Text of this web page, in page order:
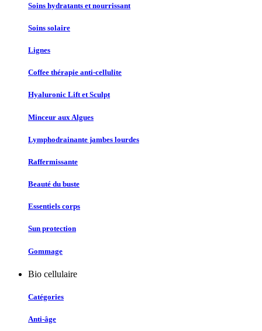
Soins hydratants et nourrissant
Soins solaire
Lignes
Coffee thérapie anti-cellulite
Hyaluronic Lift et Sculpt
Minceur aux Algues
Lymphodrainante jambes lourdes
Raffermissante
Beauté du buste
Essentiels corps
Sun protection
Gommage
Bio cellulaire
Catégories
Anti-âge